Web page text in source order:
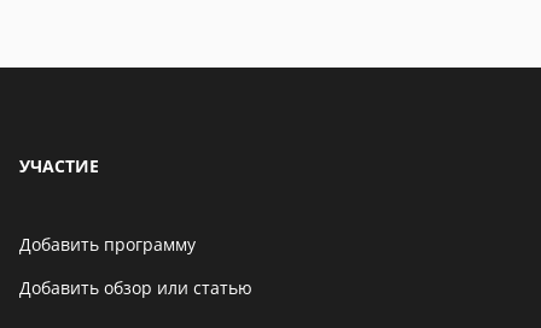
УЧАСТИЕ
Добавить программу
Добавить обзор или статью